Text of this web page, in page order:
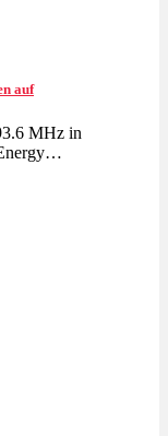
auf
MHz in